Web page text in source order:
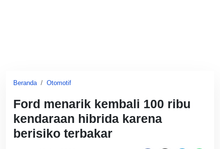
Beranda Otomotif
Ford menarik kembali 100 ribu
kendaraan hibrida karena
berisiko terbakar